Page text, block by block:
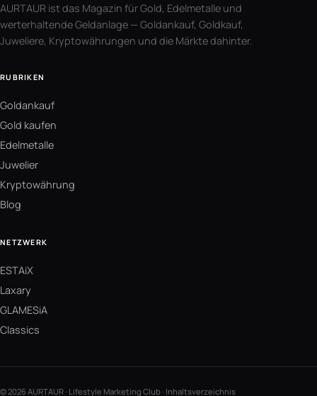
AURTAUR ist das Magazin für Gold, Edelmetalle und
werterhaltende Geldanlage — Goldankauf, Goldkauf,
Juweliere, Kryptowährungen und die Märkte dahinter.
RUBRIKEN
Goldankauf
Gold kaufen
Edelmetalle
Juwelier
Kryptowährung
Blog
NETZWERK
ESTAiX
Laxary
GLAMESiA
Classics
© 2026 AURTAUR · Lifestyle Marketing Club · Inhaltsverzeichnis